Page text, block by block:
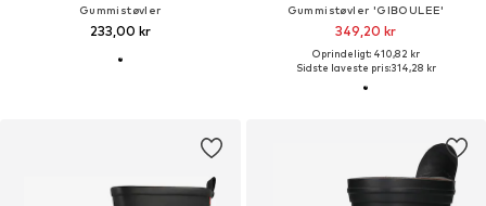
Gummistøvler
233,00 kr
Gummistøvler 'GIBOULEE'
349,20 kr
Oprindeligt: 410,82 kr
Sidste laveste pris:314,28 kr